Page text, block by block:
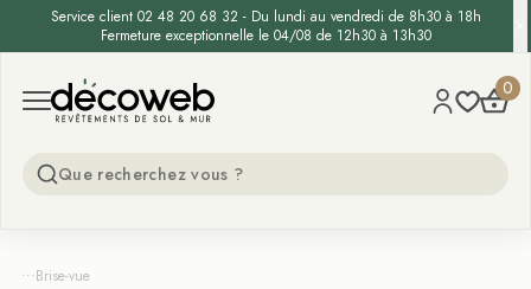
Service client 02 48 20 68 32 - Du lundi au vendredi de 8h30 à 18h
Fermeture exceptionnelle le 04/08 de 12h30 à 13h30
Open menu
Decoweb 0
...Brise-vue